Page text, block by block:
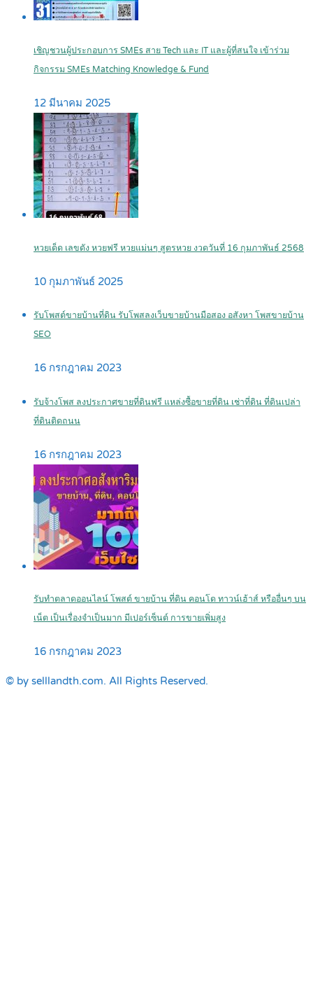
เชิญชวนผู้ประกอบการ SMEs สาย Tech และ IT และผู้ที่สนใจ เข้าร่วม
กิจกรรม SMEs Matching Knowledge & Fund
12 มีนาคม 2025
หวยเด็ด เลขดัง หวยฟรี หวยแม่นๆ สูตรหวย งวดวันที่ 16 กุมภาพันธ์ 2568
10 กุมภาพันธ์ 2025
รับโพสต์ขายบ้านที่ดิน รับโพสลงเว็บขายบ้านมือสอง อสังหา โพสขายบ้าน
SEO
16 กรกฎาคม 2023
รับจ้างโพส ลงประกาศขายที่ดินฟรี แหล่งซื้อขายที่ดิน เช่าที่ดิน ที่ดินเปล่า
ที่ดินติดถนน
16 กรกฎาคม 2023
รับทำตลาดออนไลน์ โพสต์ ขายบ้าน ที่ดิน คอนโด ทาวน์เฮ้าส์ หรืออื่นๆ บน
เน็ต เป็นเรื่องจำเป็นมาก มีเปอร์เซ็นต์ การขายเพิ่มสูง
16 กรกฎาคม 2023
© by selllandth.com. All Rights Reserved.